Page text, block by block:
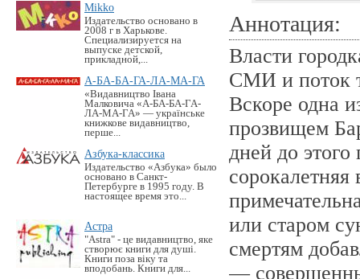
Mikko
Издательство основано в
2008 г в Харькове.
Специализируется на
выпуске детской,
прикладной,...
А-БА-БА-ГА-ЛА-МА-ГА
«Видавництво Івана
Малковича «А-БА-БА-ГА-
ЛА-МА-ГА» — українське
книжкове видавництво,
перше...
Азбука-классика
Издательство «Азбука» было
основано в Санкт-
Петербурге в 1995 году. В
настоящее время это...
Астра
"Astra" - це видавництво, яке
створює книги для душі.
Книги поза віку та
вподобань. Книги для...
Аннотация:
Власти
СМИ и поток
Вскоре одна
прозвищем
дней до
или старом
смертям
—